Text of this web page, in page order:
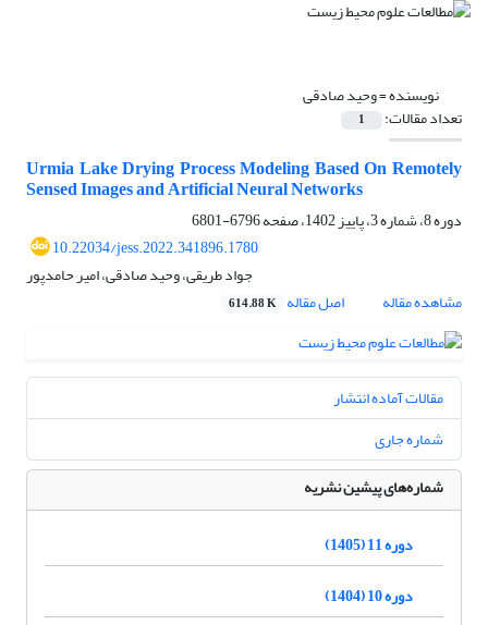
نویسنده =وحید صادقی
تعداد مقالات: 1
Urmia Lake Drying Process Modeling Based On Remotely
Sensed Images and Artificial Neural Networks
دوره 8، شماره 3، پاییز 1402، صفحه
6796-6801
10.22034/jess.2022.341896.1780
جواد طریقی، وحید صادقی، امیر حامدپور
مشاهده مقاله
اصل مقاله 614.88 K
مقالات آماده انتشار
شماره جاری
شماره‌های پیشین نشریه
دوره 11 (1405)
دوره 10 (1404)